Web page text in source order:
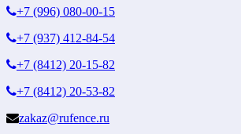
+7 (996) 080-00-15
+7 (937) 412-84-54
+7 (8412) 20-15-82
+7 (8412) 20-53-82
zakaz@rufence.ru